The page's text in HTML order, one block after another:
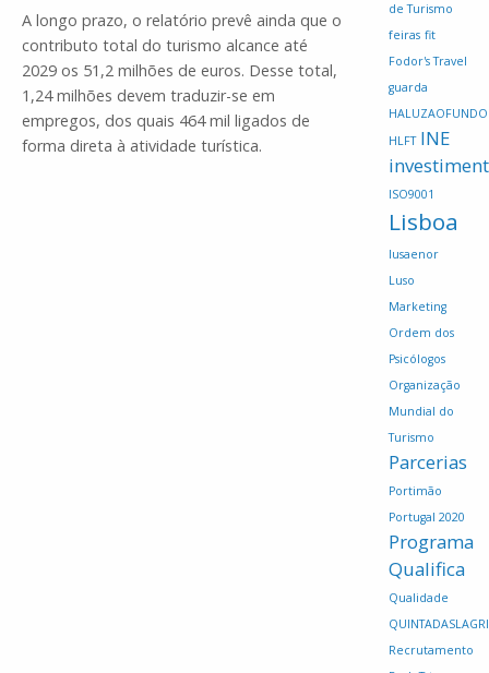
A longo prazo, o relatório prevê ainda que o
contributo total do turismo alcance até
2029 os 51,2 milhões de euros. Desse total,
1,24 milhões devem traduzir-se em
empregos, dos quais 464 mil ligados de
forma direta à atividade turística.
de Turismo
feiras fit
Fodor's Travel
guarda
HLFT INE
ISO9001
Lisboa
lusaenor
Luso
Marketing
Ordem dos
Psicólogos
Organização
Mundial do
Turismo
Parcerias
Portimão
Portugal 2020
Programa
Qualifica
Qualidade
Recrutamento